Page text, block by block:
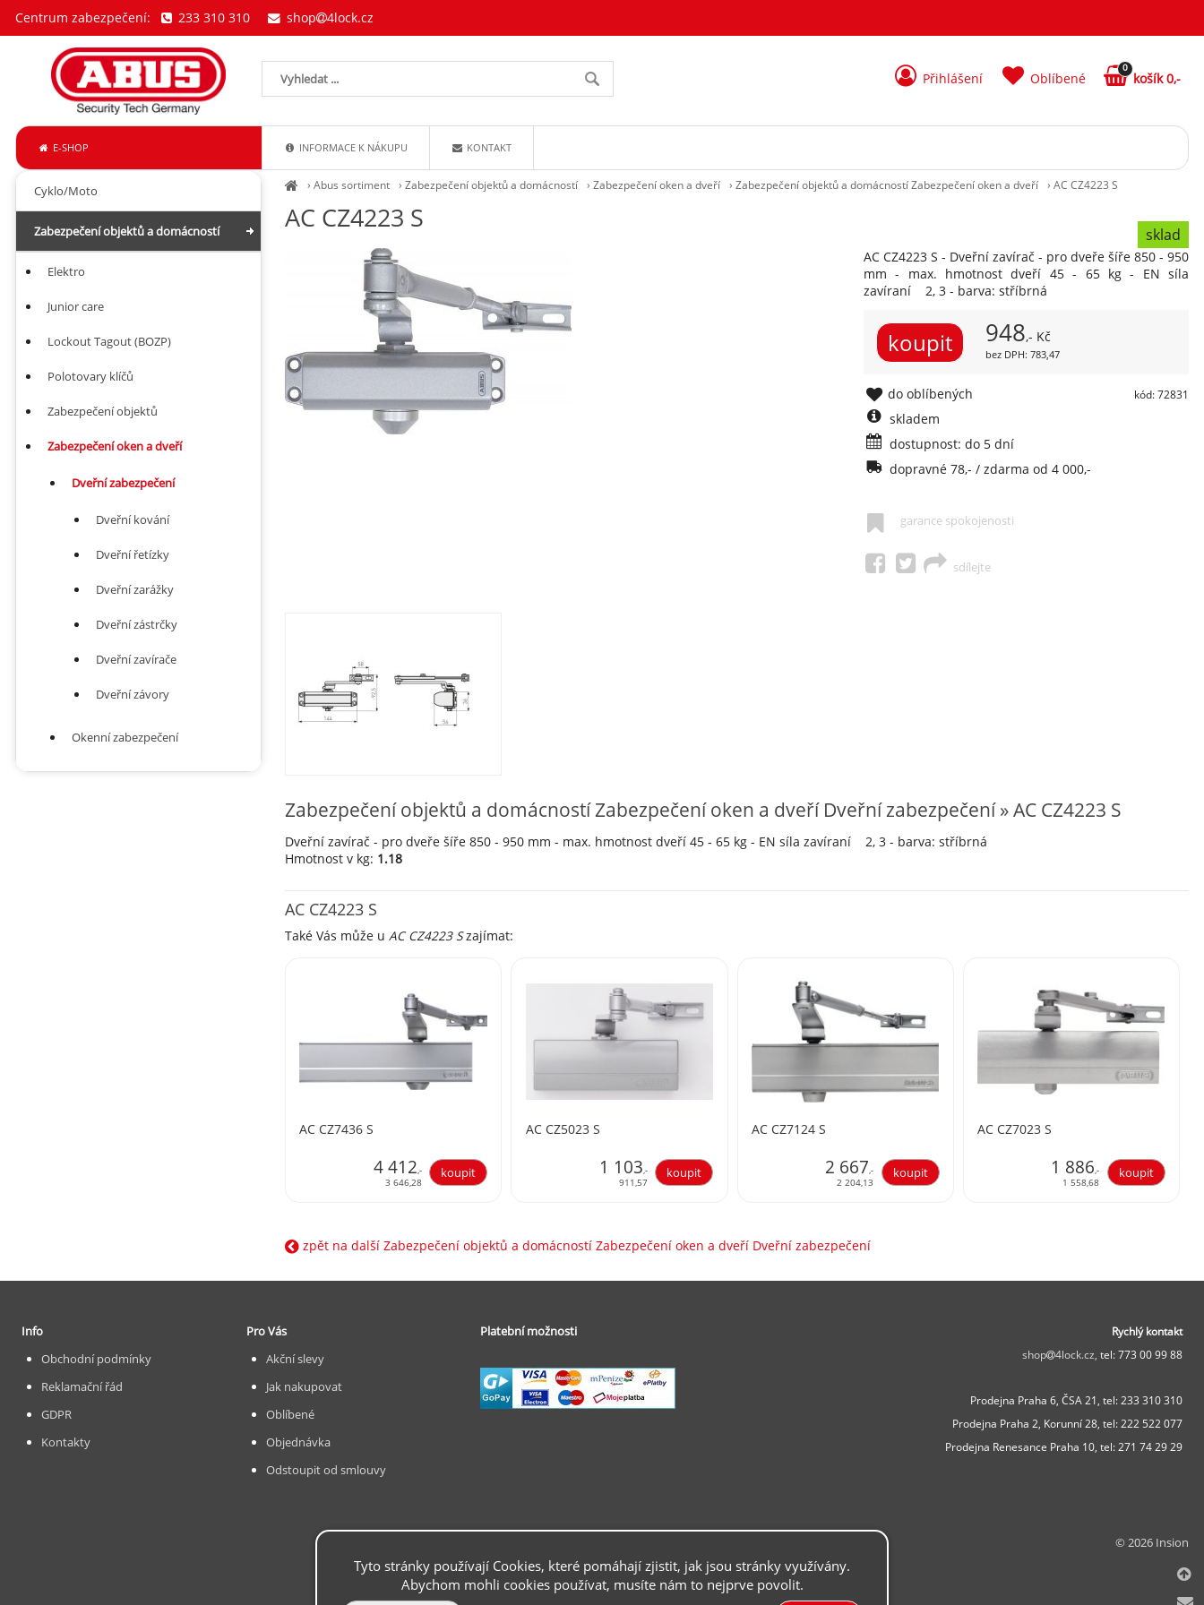
›Abus sortiment ›Zabezpečení objektů a domácností ›Zabezpečení oken a dveří ›Zabezpečení objektů a domácností Zabezpečení oken a dveří ›AC CZ4223 S
AC CZ4223 S
AC CZ4223 S - Dveřní zavírač - pro dveře šíře 850 - 950
mm - max. hmotnost dveří 45 - 65 kg - EN síla
zavíraní 2, 3 - barva: stříbrná
sklad
948,- Kč
bez DPH: 783,47
kód: 72831
do oblíbených
skladem
dostupnost: do 5 dní
dopravné 78,- / zdarma od 4 000,-
garance spokojenosti
sdílejte
Zabezpečení objektů a domácností Zabezpečení oken a dveří Dveřní zabezpečení » AC CZ4223 S
Dveřní zavírač - pro dveře šíře 850 - 950 mm - max. hmotnost dveří 45 - 65 kg - EN síla zavíraní 2, 3 - barva: stříbrná
Hmotnost v kg: 1.18
AC CZ4223 S
Také Vás může u AC CZ4223 Szajímat:
AC CZ7436 S
4 412,-
3 646,28
AC CZ5023 S
1 103,-
911,57
AC CZ7124 S
2 667,-
2 204,13
AC CZ7023 S
1 886,-
1 558,68
zpět na další Zabezpečení objektů a domácností Zabezpečení oken a dveří Dveřní zabezpečení
Cyklo/Moto
Zabezpečení objektů a domácností
Elektro
Junior care
Lockout Tagout (BOZP)
Polotovary klíčů
Zabezpečení objektů
Zabezpečení oken a dveří
Dveřní zabezpečení
Dveřní kování
Dveřní řetízky
Dveřní zarážky
Dveřní zástrčky
Dveřní zavírače
Dveřní závory
Okenní zabezpečení
E-SHOP INFORMACE K NÁKUPU KONTAKT
Přihlášení Oblíbené
0
košík 0,-
Centrum zabezpečení: 233 310 310 shop 4lock.cz
Rychlý kontakt
shop
4lock.cz, tel: 773 00 99 88
Prodejna Praha 6, ČSA 21, tel: 233 310 310
Prodejna Praha 2, Korunní 28, tel: 222 522 077
Prodejna Renesance Praha 10, tel: 271 74 29 29
Info
Obchodní podmínky
Reklamační řád
GDPR
Kontakty
Pro Vás
Akční slevy
Jak nakupovat
Oblíbené
Objednávka
Odstoupit od smlouvy
Platební možnosti
© 2026 Insion
Tyto stránky používají Cookies, které pomáhají zjistit, jak jsou stránky využívány.
Abychom mohli cookies používat, musíte nám to nejprve povolit.